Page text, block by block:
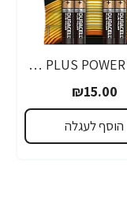
דורסל PLUS POWER סוללות AAA אריזת 4 יחידות - מבית Duracell
₪15.00
הוסף לעגלה